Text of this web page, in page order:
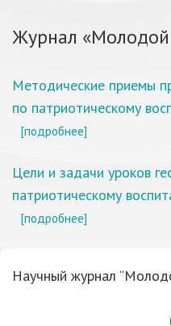
Журнал
Методические приемы
по патриотическому
[подробнее]
Цели и задачи уроков
патриотическому
[подробнее]
Научный журнал